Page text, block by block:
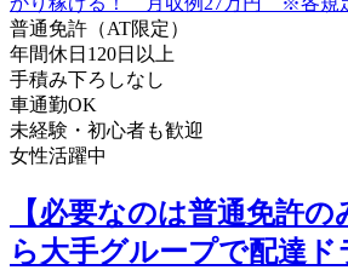
普通免許（AT限定）
年間休日120日以上
手積み下ろしなし
車通勤OK
未経験・初心者も歓迎
女性活躍中
【必要なのは普通免許
ら大手グループで配達